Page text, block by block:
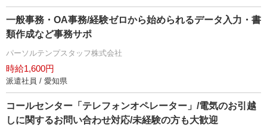
一般事務・OA事務/経験ゼロから始められるデータ入力・書
類作成など事務サポ
パーソルテンプスタッフ株式会社
時給1,600円
派遣社員 / 愛知県
コールセンター「テレフォンオペレーター」/電気のお引越
しに関するお問い合わせ対応/未経験の方も大歓迎